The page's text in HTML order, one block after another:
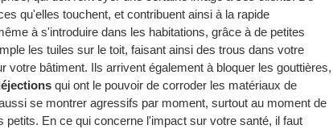
qu'elles touchent, et contribuent ainsi à la rapide
à s'introduire dans les habitations, grâce à de petites
les tuiles sur le toit, faisant ainsi des trous dans votre
bâtiment. Ils arrivent également à bloquer les gouttières,
qui ont le pouvoir de corroder les matériaux de
se montrer agressifs par moment, surtout au moment de
En ce qui concerne l'impact sur votre santé, il faut